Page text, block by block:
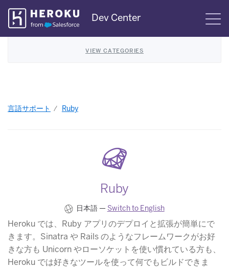
Skip
Navigation
Dev Center
VIEW CATEGORIES
言語サポート Ruby
Ruby
日本語 — Switch to English
Heroku では、Ruby アプリのデプロイと拡張が簡単にで
きます。Sinatra や Rails のようなフレームワークがお好
きな方も Unicorn やローソケットを使い慣れている方も、
Heroku では好きなツールを使って何でもビルドできま